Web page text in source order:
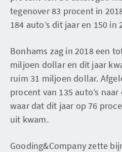
tegenover 83 procent in
184 auto’s dit jaar en 150 in
Bonhams zag in 2018 een
miljoen dollar en dit jaar
ruim 31 miljoen dollar.
procent van 135 auto’s
waar dat dit jaar op 76
uit kwam.
Gooding&Company zette